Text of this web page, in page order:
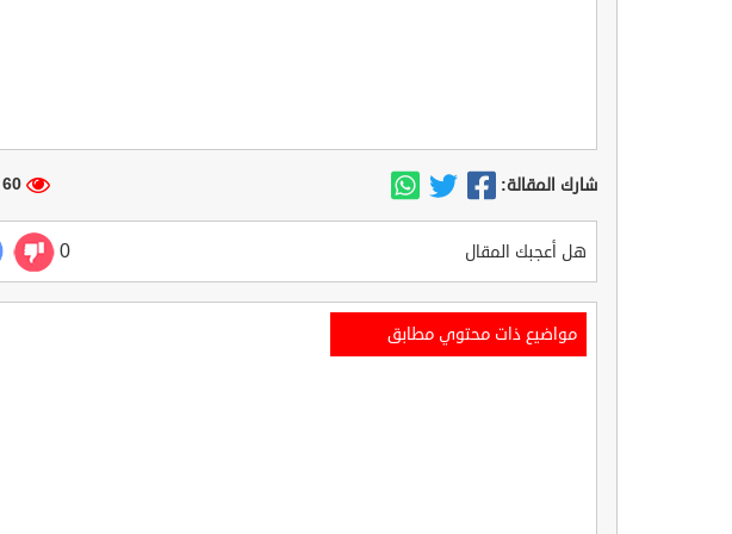
شارك المقالة: 60 مشاهدة
هل أعجبك المقال 0
مواضيع ذات محتوي مطابق